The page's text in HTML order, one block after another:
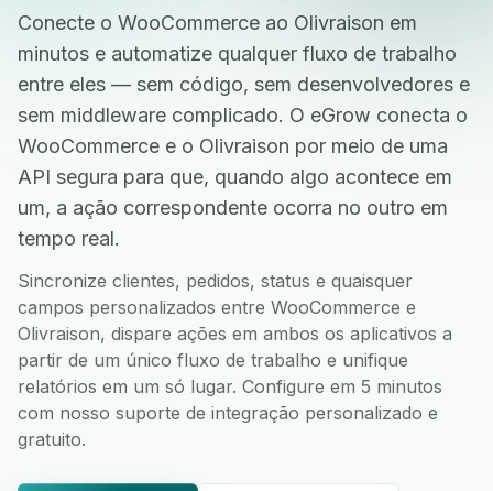
Conecte o WooCommerce ao Olivraison em
minutos e automatize qualquer fluxo de trabalho
entre eles — sem código, sem desenvolvedores e
sem middleware complicado. O eGrow conecta o
WooCommerce e o Olivraison por meio de uma
API segura para que, quando algo acontece em
um, a ação correspondente ocorra no outro em
tempo real.
Sincronize clientes, pedidos, status e quaisquer
campos personalizados entre WooCommerce e
Olivraison, dispare ações em ambos os aplicativos a
partir de um único fluxo de trabalho e unifique
relatórios em um só lugar. Configure em 5 minutos
com nosso suporte de integração personalizado e
gratuito.